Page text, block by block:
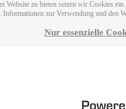
Website zu bieten setzen wir Cookies
Informationen zur Verwendung und den
Nur essenzielle